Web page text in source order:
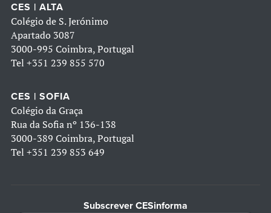
CES | ALTA
Colégio de S. Jerónimo
Apartado 3087
3000-995 Coimbra, Portugal
Tel +351 239 855 570
CES | SOFIA
Colégio da Graça
Rua da Sofia nº 136-138
3000-389 Coimbra, Portugal
Tel +351 239 853 649
Subscrever CESinforma